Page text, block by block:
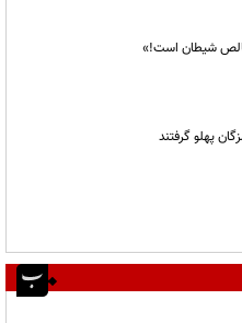
شیطان است!»